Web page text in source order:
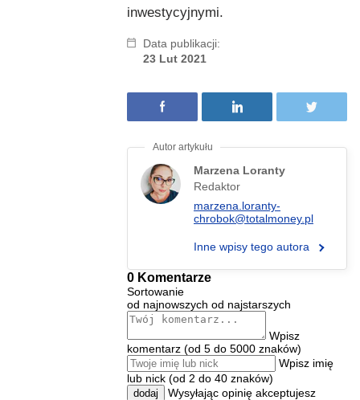
inwestycyjnymi.
Data publikacji:
23 Lut 2021
Marzena Loranty
Redaktor
marzena.loranty-
chrobok@totalmoney.pl
Inne wpisy tego autora
0 Komentarze
Sortowanie
od najnowszych od najstarszych
Wpisz
komentarz (od 5 do 5000 znaków)
Wpisz imię
lub nick (od 2 do 40 znaków)
dodaj
Wysyłając opinię akceptujesz